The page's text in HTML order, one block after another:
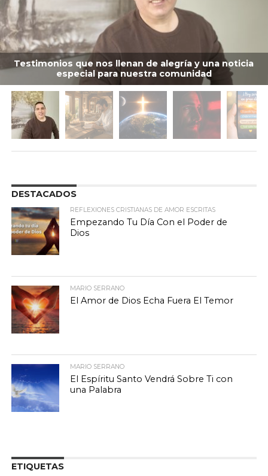
Testimonios que nos llenan de alegría y una noticia
especial para nuestra comunidad
DESTACADOS
REFLEXIONES CRISTIANAS DE AMOR ESCRITAS
Empezando Tu Día Con el Poder de
Dios
MARIO SERRANO
El Amor de Dios Echa Fuera El Temor
MARIO SERRANO
El Espíritu Santo Vendrá Sobre Ti con
una Palabra
ETIQUETAS